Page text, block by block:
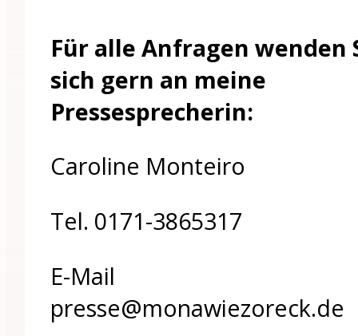
Für alle Anfragen wenden
sich gern an meine
Pressesprecherin:
Caroline Monteiro
Tel. 0171-3865317
E-Mail
presse@monawiezoreck.de